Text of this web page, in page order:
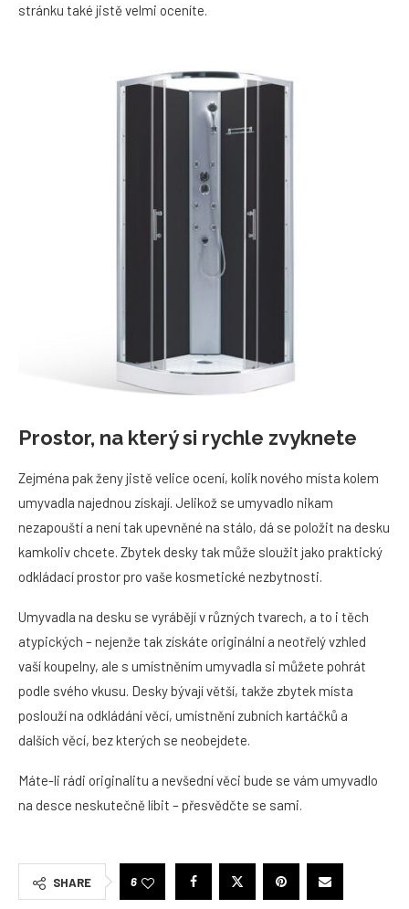
stránku také jistě velmi oceníte.
Prostor, na který si rychle zvyknete
Zejména pak ženy jistě velice ocení, kolik nového místa kolem
umyvadla najednou získají. Jelikož se umyvadlo nikam
nezapouští a není tak upevněné na stálo, dá se položit na desku
kamkoliv chcete. Zbytek desky tak může sloužit jako praktický
odkládací prostor pro vaše kosmetické nezbytnosti.
Umyvadla na desku se vyrábějí v různých tvarech, a to i těch
atypických – nejenže tak získáte originální a neotřelý vzhled
vaší koupelny, ale s umístněním umyvadla si můžete pohrát
podle svého vkusu. Desky bývají větší, takže zbytek místa
poslouží na odkládání věcí, umístnění zubních kartáčků a
dalších věcí, bez kterých se neobejdete.
Máte-li rádi originalitu a nevšední věci bude se vám umyvadlo
na desce neskutečně líbit – přesvědčte se sami.
SHARE 6